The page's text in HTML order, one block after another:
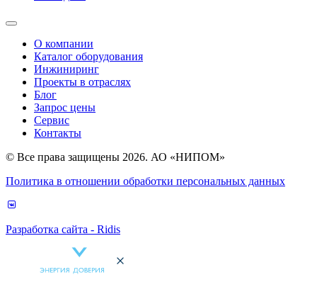
О компании
Каталог оборудования
Инжиниринг
Проекты в отраслях
Блог
Запрос цены
Сервис
Контакты
© Все права защищены 2026. АО «НИПОМ»
Политика в отношении обработки персональных данных
Разработка сайта - Ridis